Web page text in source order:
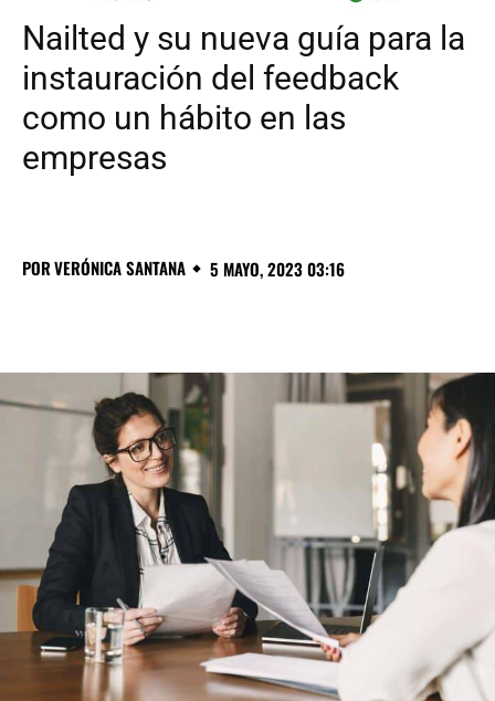
Nailted y su nueva guía para la
instauración del feedback
como un hábito en las
empresas
PORVERÓNICA SANTANA 5 MAYO, 2023 03:16